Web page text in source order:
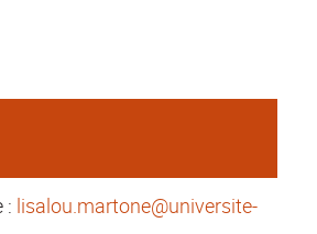
: lisalou.martone@universite-